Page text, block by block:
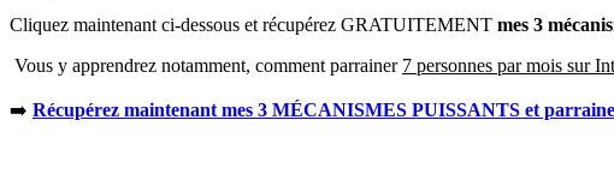
Cliquez maintenant ci-dessous et récupérez GRATUITEMENT mes 3
Vous y apprendrez notamment, comment parrainer 7 personnes par mois sur
➡️ Récupérez maintenant mes 3 MÉCANISMES PUISSANTS et